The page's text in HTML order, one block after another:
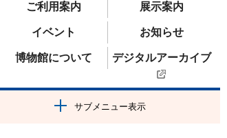
ご利用案内 展示案内
イベント お知らせ
博物館について デジタルアーカイブ
サブメニュー表示